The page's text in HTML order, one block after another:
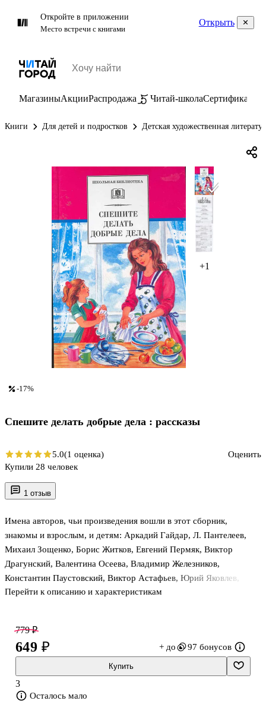
Откройте в приложении
Место встречи с книгами
Открыть
МагазиныАкцииРаспродажа Читай-школаСертификаты
Книги Для детей и подростков Детская художественная
+1
1 отзыв
Имена авторов, чьи произведения вошли в этот сборник,
знакомы и взрослым, и детям: Аркадий Гайдар, Л. Пантелеев,
Михаил Зощенко, Борис Житков, Евгений Пермяк, Виктор
Драгунский, Валентина Осеева, Владимир Железников,
Константин Паустовский, Виктор Астафьев, Юрий Яковлев,
Владимир Солоухин. Они дают настоящие уроки нравственности
Перейти к описанию и характеристикам
-17%
Спешите делать добрые дела : рассказы
5.0(1 оценка)
Оценить
Купили 28 человек
779 ₽
649 ₽ + до 97 бонусов
Купить
3
Осталось мало